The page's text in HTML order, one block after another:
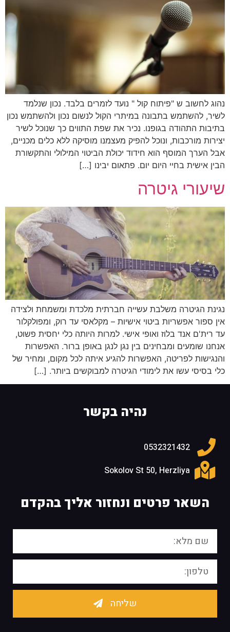
נהוג לחשוב ש "פיתוח קול " נועד לזמרים בלבד. נכון שנלמד
לשיר, להשתמש בתבונה במיתרי הקול לנשום נכון ולהשתמש נכון
בתיבות התהודה בגופנו. נכיר את שפת התווים כך שנוכל לשיר
יצירות מורכבות, ונוכל להפיק מעצמנו מוסיקה ללא כלים מכניים,
אבל הערך המוסף הוא חידוד יכולת הביטוי המילולי והתקשורת
הבין אישית בחיי היום יום. פתאום יבינו […]
שיעורי גיטרה
נגינת הגיטרה משלבת עשייה חברתית מלכדת ומשמחת ולצידה
אין ספור אפשריות ביטוי אישיות – מקלאסי עד רוק, ומפולקלור
עד רית'ם אנד בלוז ואופי אישי. למרות היותה כלי יחסית פשוט,
אנחנו שומעים ומבחינים בין נגן לנגן באופן ברור. האפשרות
והנגישות לפריטה, האפשרות להגיע איתה לכל מקום, ומחיר של
כלי בסיסי עשו את לימודי הגיטרה למבוקשים ביותר. […]
השאר פרטים ונחזור אליך בהקדם
שליחה
נהיה בקשר
0532321432
Sokolov St 50, Herzliya